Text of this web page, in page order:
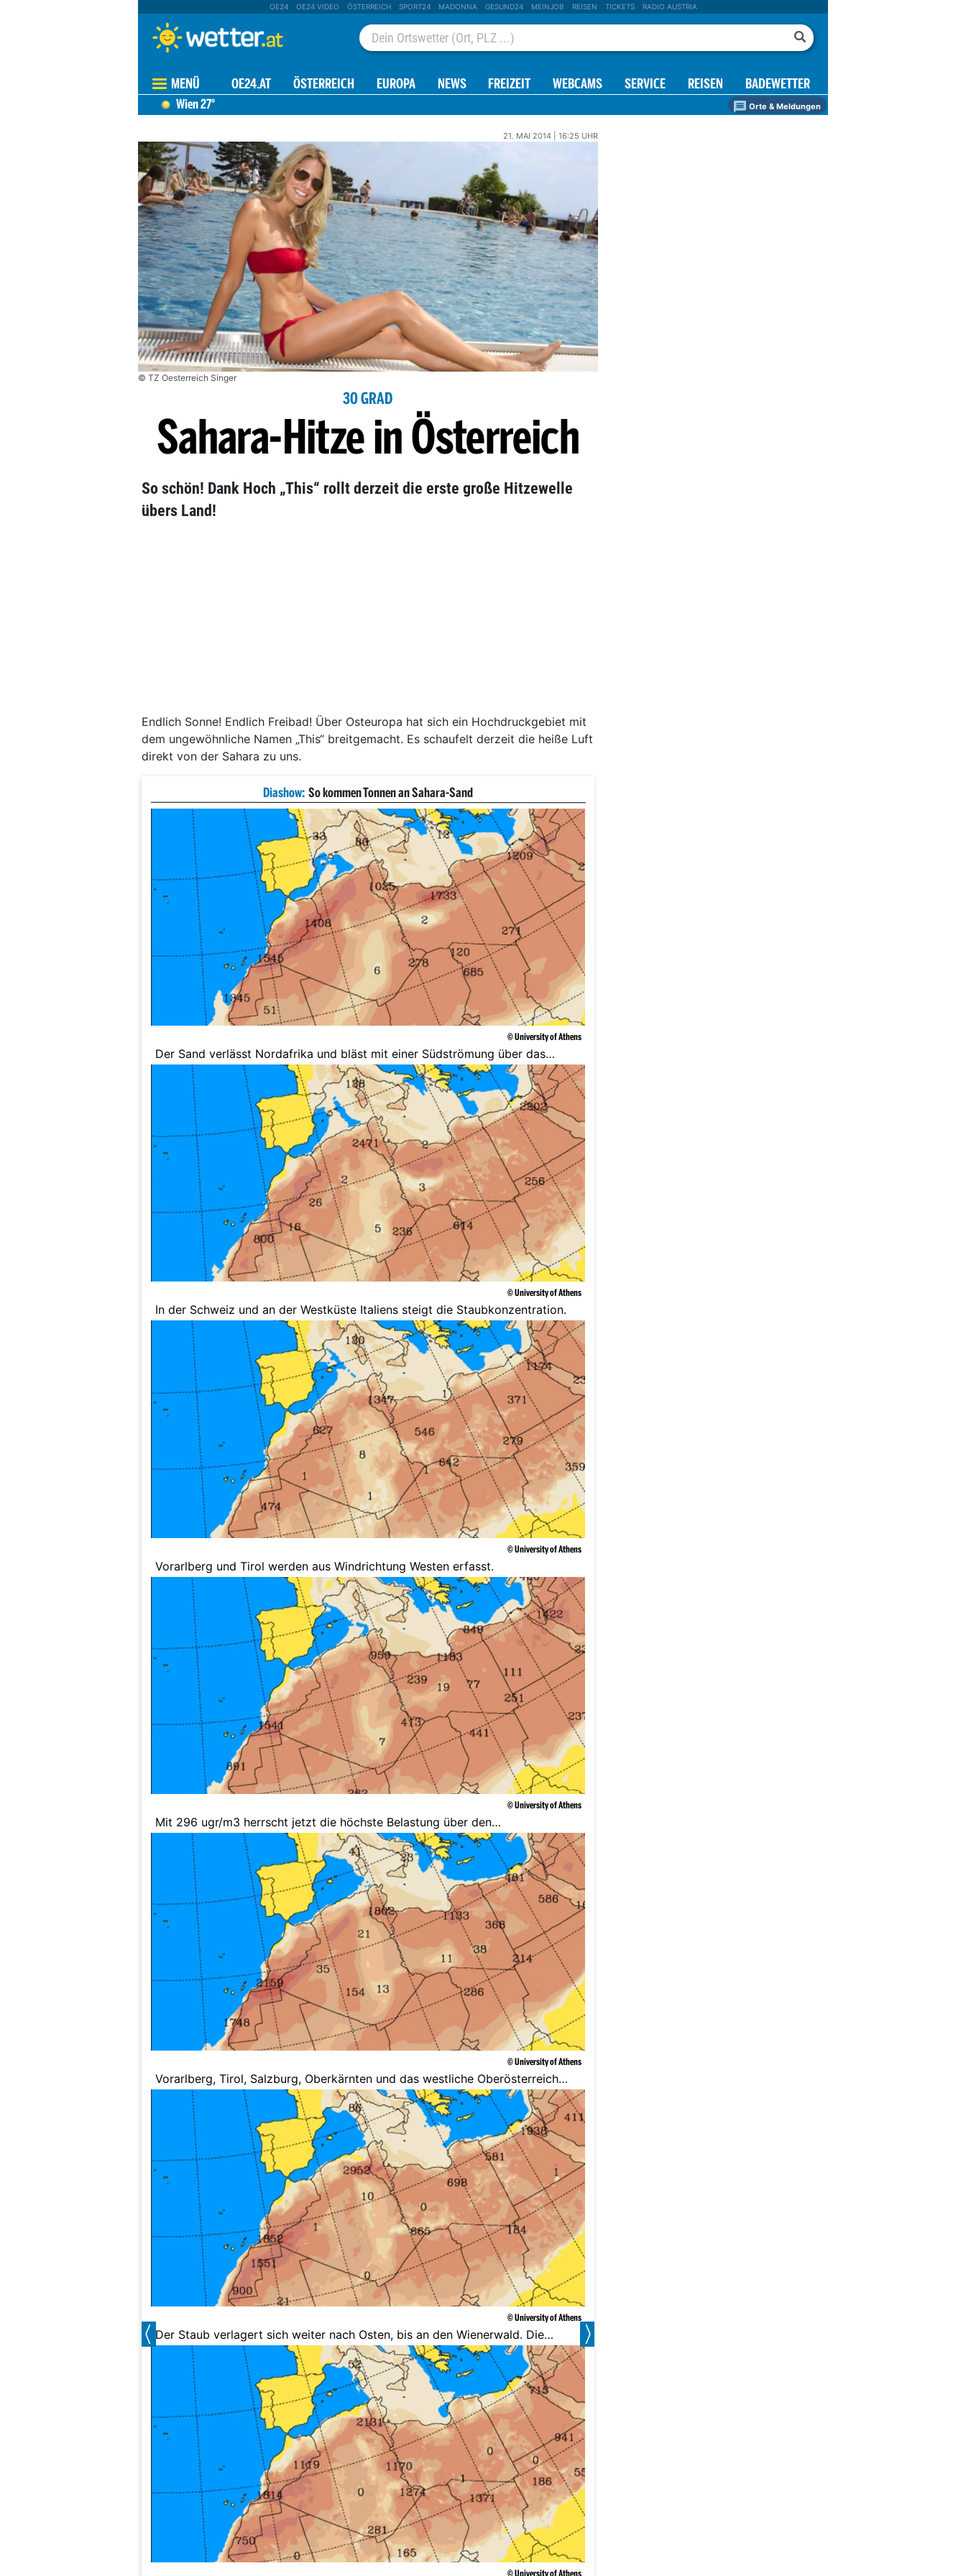
OE24 OE24 VIDEO ÖSTERREICH SPORT24 MADONNA GESUND24 MEINJOB REISEN TICKETS RADIO AUSTRIA
MENÜ OE24.AT ÖSTERREICH EUROPA NEWS FREIZEIT WEBCAMS SERVICE REISEN BADEWETTER
Wien27° Orte & Meldungen
21. MAI 2014 | 16:25 UHR
© TZ Oesterreich Singer
30 GRAD
Sahara-Hitze in Österreich
So schön! Dank Hoch „This“ rollt derzeit die erste große Hitzewelle
übers Land!
Endlich Sonne! Endlich Freibad! Über Osteuropa hat sich ein Hochdruckgebiet mit
dem ungewöhn­liche Namen „This“ breitgemacht. Es schaufelt derzeit die heiße Luft
direkt von der Sahara zu uns.
Diashow: So kommen Tonnen an Sahara-Sand
© University of Athens
Der Sand verlässt Nordafrika und bläst mit einer Südströmung über das
Mittelmeer.
© University of Athens
In der Schweiz und an der Westküste Italiens steigt die Staubkonzentration.
© University of Athens
Vorarlberg und Tirol werden aus Windrichtung Westen erfasst.
© University of Athens
Mit 296 ugr/m3 herrscht jetzt die höchste Belastung über den
Östereichischen Alpen.
© University of Athens
Vorarlberg, Tirol, Salzburg, Oberkärnten und das westliche Oberösterreich
werden von Sahara-Wolken bedeckt.
© University of Athens
Der Staub verlagert sich weiter nach Osten, bis an den Wienerwald. Die
Konzentration nimmt aber ab.